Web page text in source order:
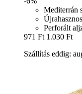
Mediterrán
Perforált
971 Ft 1.030 Ft
Szállítás eddig: